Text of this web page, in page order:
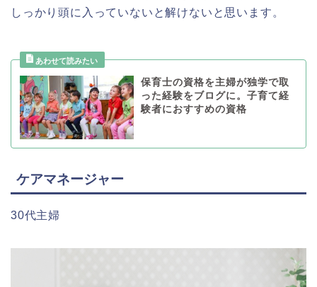
しっかり頭に入っていないと解けないと思います。
保育士の資格を主婦が独学で取
った経験をブログに。子育て経
験者におすすめの資格
ケアマネージャー
30代主婦